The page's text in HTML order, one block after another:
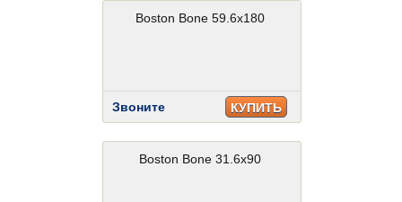
Boston Bone 59.6x180
Звоните КУПИТЬ
Boston Bone 31.6x90